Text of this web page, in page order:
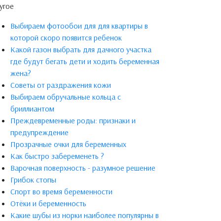
Выбираем фотообои для для квартиры в
которой скоро появится ребенок
Какой газон выбрать для дачного участка
где будут бегать дети и ходить беременная
жена?
Советы от раздражения кожи
Выбираем обручальные кольца с
бриллиантом
Преждевременные роды: признаки и
предупреждение
Прозрачные очки для беременных
Как быстро забеременеть ?
Варочная поверхность - разумное решение
Грибок стопы
Спорт во время беременности
Отёки и беременность
Какие шубы из норки наиболее популярны в